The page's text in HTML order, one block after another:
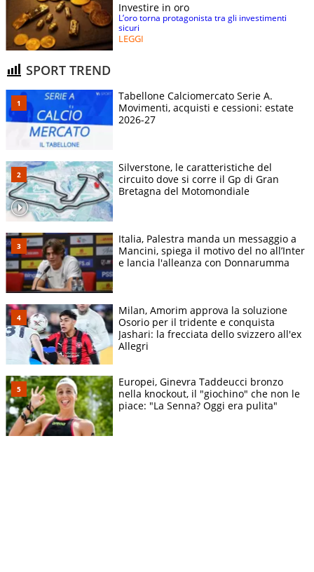
Investire in oro
L’oro torna protagonista tra gli investimenti
sicuri
LEGGI
SPORT TREND
Tabellone Calciomercato Serie A.
Movimenti, acquisti e cessioni: estate
2026-27
Silverstone, le caratteristiche del
circuito dove si corre il Gp di Gran
Bretagna del Motomondiale
Italia, Palestra manda un messaggio a
Mancini, spiega il motivo del no all’Inter
e lancia l'alleanza con Donnarumma
Milan, Amorim approva la soluzione
Osorio per il tridente e conquista
Jashari: la frecciata dello svizzero all'ex
Allegri
Europei, Ginevra Taddeucci bronzo
nella knockout, il "giochino" che non le
piace: "La Senna? Oggi era pulita"